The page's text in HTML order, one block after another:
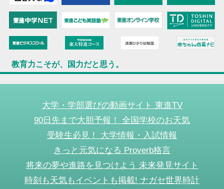
教育力こそが、国力だと思う。
大学・学部選びの動画サイト 東進TV
90日先まで大胆予報！ 全国学校のお天気
受験生必見！ 大学情報・入試情報
きっと元気になる Proverb格言
将来の夢や進路を見つけよう 未来発見サイト
時刻も天気もイベントも掲載! ナガセ世界時計